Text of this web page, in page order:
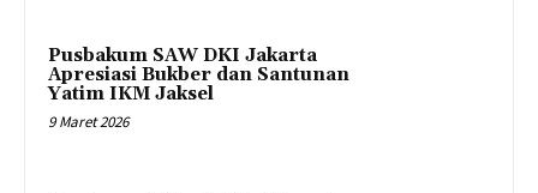
Pusbakum SAW DKI Jakarta
Apresiasi Bukber dan Santunan
Yatim IKM Jaksel
9 Maret 2026